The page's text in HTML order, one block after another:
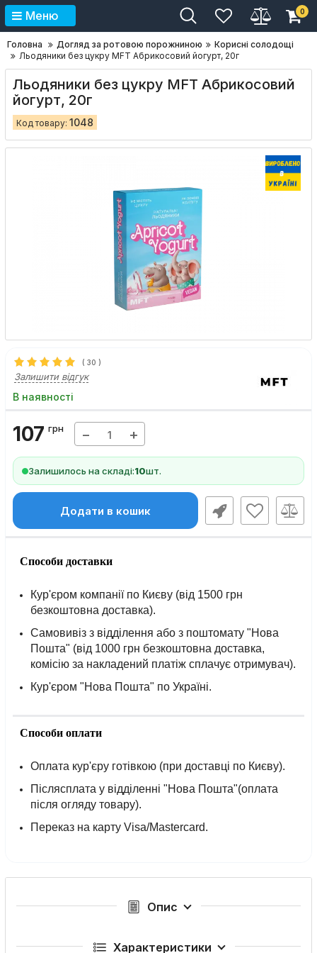
Меню 0
Головна Догляд за ротовою порожниною
Корисні солодощі
Льодяники без цукру MFT Абрикосовий йогурт, 20г
Льодяники без цукру MFT Абрикосовий
йогурт, 20г
Код товару: 1048
( 30 )
Залишити відгук
В наявності
107 грн − +
Залишилось на складі:10шт.
Додати в кошик
Способи доставки
Кур'єром компанії по Києву (від 1500 грн
безкоштовна доставка).
Самовивіз з відділення або з поштомату "Нова
Пошта" (від 1000 грн безкоштовна доставка,
комісію за накладений платіж сплачує отримувач).
Кур'єром "Нова Пошта" по Україні.
Способи оплати
Оплата кур'єру готівкою (при доставці по Києву).
Післясплата у відділенні "Нова Пошта"(оплата
після огляду товару).
Переказ на карту Visa/Mastercard.
Опис
Характеристики